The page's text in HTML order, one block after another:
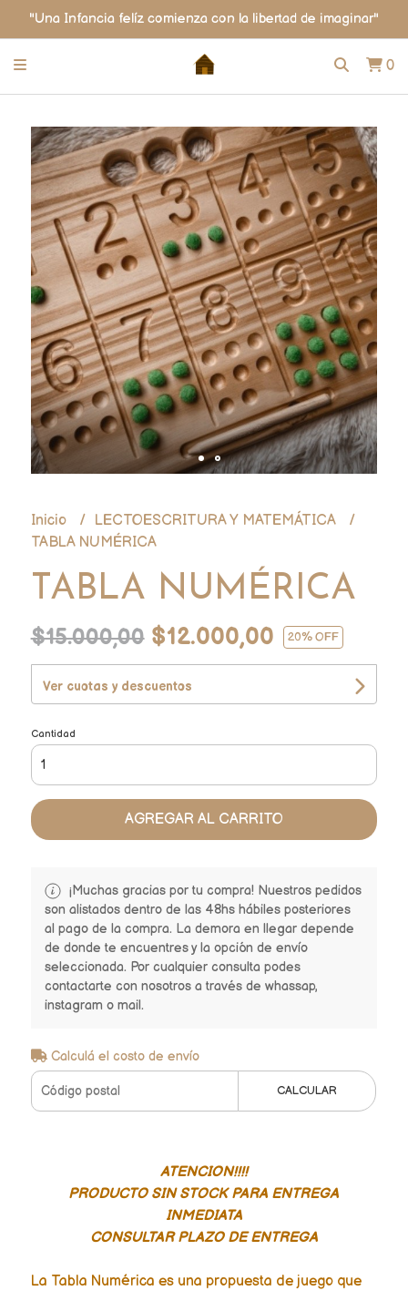
"Una Infancia felíz comienza con la libertad de imaginar"
0
Inicio
LECTOESCRITURA Y MATEMÁTICA
TABLA NUMÉRICA
TABLA NUMÉRICA
$15.000,00$12.000,00 20% OFF
Ver cuotas y descuentos
Cantidad
AGREGAR AL CARRITO
¡Muchas gracias por tu compra! Nuestros pedidos
son alistados dentro de las 48hs hábiles posteriores
al pago de la compra. La demora en llegar depende
de donde te encuentres y la opción de envío
seleccionada. Por cualquier consulta podes
contactarte con nosotros a través de whassap,
instagram o mail.
Calculá el costo de envío
CALCULAR
ATENCION!!!!
PRODUCTO SIN STOCK PARA ENTREGA
INMEDIATA
CONSULTAR PLAZO DE ENTREGA
La Tabla Numérica es una propuesta de juego que